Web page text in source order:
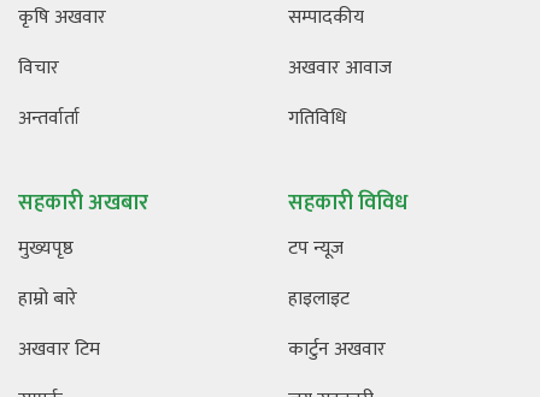
कृषि अखवार
विचार
अन्तर्वार्ता
सम्पादकीय
अखवार आवाज
गतिविधि
सहकारी अखबार
मुख्यपृष्ठ
हाम्रो बारे
अखवार टिम
सहकारी विविध
टप न्यूज
हाइलाइट
कार्टुन अखवार